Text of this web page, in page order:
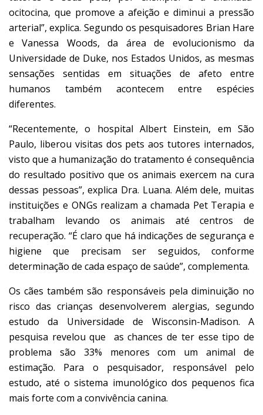
ocitocina, que promove a afeição e diminui a pressão
arterial”, explica. Segundo os pesquisadores Brian Hare
e Vanessa Woods, da área de evolucionismo da
Universidade de Duke, nos Estados Unidos, as mesmas
sensações sentidas em situações de afeto entre
humanos também acontecem entre espécies
diferentes.
“Recentemente, o hospital Albert Einstein, em São
Paulo, liberou visitas dos pets aos tutores internados,
visto que a humanização do tratamento é consequência
do resultado positivo que os animais exercem na cura
dessas pessoas”, explica Dra. Luana. Além dele, muitas
instituições e ONGs realizam a chamada Pet Terapia e
trabalham levando os animais até centros de
recuperação. “É claro que há indicações de segurança e
higiene que precisam ser seguidos, conforme
determinação de cada espaço de saúde”, complementa.
Os cães também são responsáveis pela diminuição no
risco das crianças desenvolverem alergias, segundo
estudo da Universidade de Wisconsin-Madison. A
pesquisa revelou que as chances de ter esse tipo de
problema são 33% menores com um animal de
estimação. Para o pesquisador, responsável pelo
estudo, até o sistema imunológico dos pequenos fica
mais forte com a convivência canina.